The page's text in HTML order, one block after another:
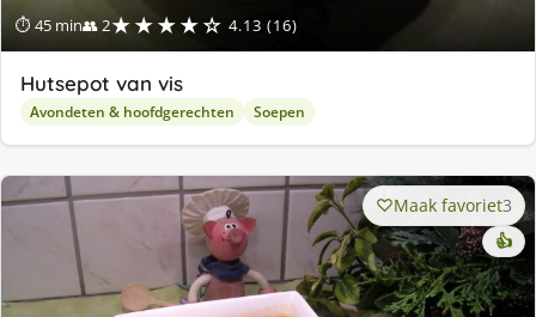
⏱ 45 min👥 2★★★★☆ 4.13 (16)
Hutsepot van vis
Avondeten & hoofdgerechten Soepen
Maak favoriet3
👍